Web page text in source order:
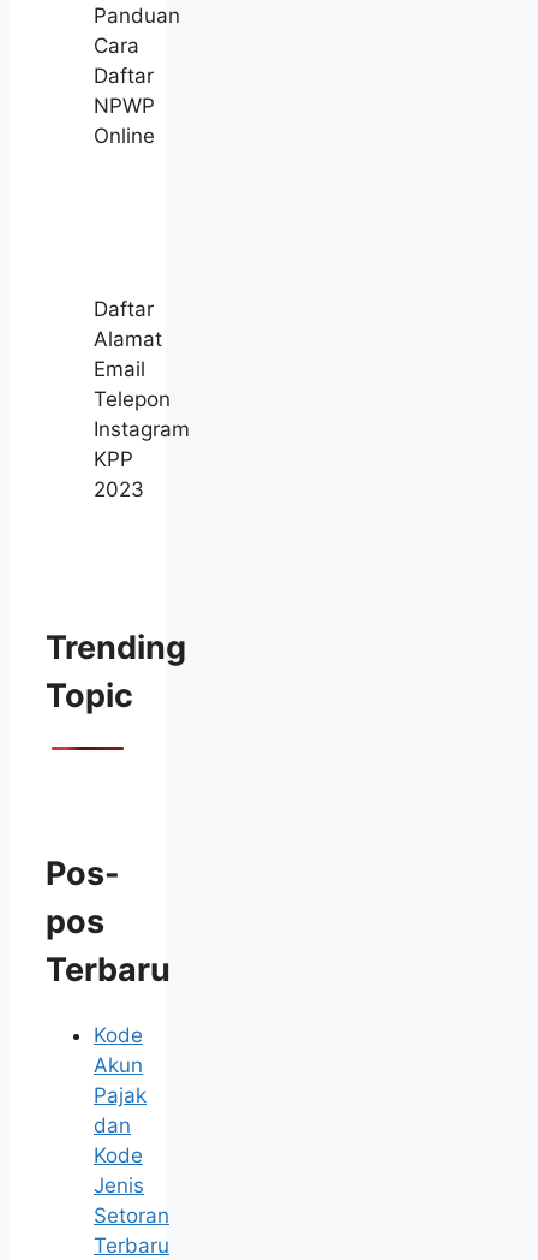
Panduan
Cara
Daftar
NPWP
Online
Daftar
Alamat
Email
Telepon
Instagram
KPP
2023
Trending
Topic
Pos-
pos
Terbaru
Kode
Akun
Pajak
dan
Kode
Jenis
Setoran
Terbaru